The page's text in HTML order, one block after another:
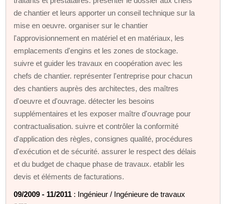
de chantier et leurs apporter un conseil technique sur la
mise en oeuvre. organiser sur le chantier
l'approvisionnement en matériel et en matériaux, les
emplacements d'engins et les zones de stockage.
suivre et guider les travaux en coopération avec les
chefs de chantier. représenter l'entreprise pour chacun
des chantiers auprès des architectes, des maîtres
d'oeuvre et d'ouvrage. détecter les besoins
supplémentaires et les exposer maître d'ouvrage pour
contractualisation. suivre et contrôler la conformité
d'application des règles, consignes qualité, procédures
d'exécution et de sécurité. assurer le respect des délais
et du budget de chaque phase de travaux. etablir les
devis et éléments de facturations.
09/2009 - 11/2011 : Ingénieur / Ingénieure de travaux